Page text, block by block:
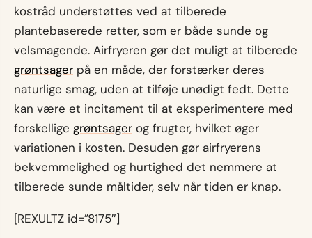
kostråd understøttes ved at tilberede
plantebaserede retter, som er både sunde og
velsmagende. Airfryeren gør det muligt at tilberede
grøntsager på en måde, der forstærker deres
naturlige smag, uden at tilføje unødigt fedt. Dette
kan være et incitament til at eksperimentere med
forskellige grøntsager og frugter, hvilket øger
variationen i kosten. Desuden gør airfryerens
bekvemmelighed og hurtighed det nemmere at
tilberede sunde måltider, selv når tiden er knap.
[REXULTZ id=”8175″]